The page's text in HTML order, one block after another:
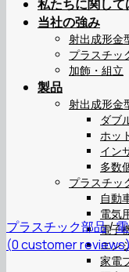
私たちに関して
当社の強み
射出成形金
プラスチッ
加飾・組立
製品
射出成形金
ダブ
ホッ
イン
多数
プラスチッ
自動
電気
電子
エン
家電
プラスチック部品/
(0customer